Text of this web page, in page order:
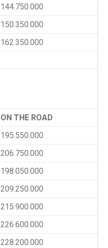
144.750.000
150.350.000
162.350.000
ON THE ROAD
195.550.000
206.750.000
198.050.000
209.250.000
215.900.000
226.600.000
228.200.000